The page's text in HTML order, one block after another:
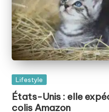
Posted
in
Lifestyle
États-Unis : elle
colis Amazon